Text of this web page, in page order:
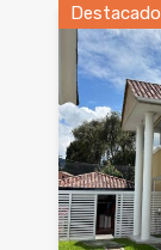
Destacado